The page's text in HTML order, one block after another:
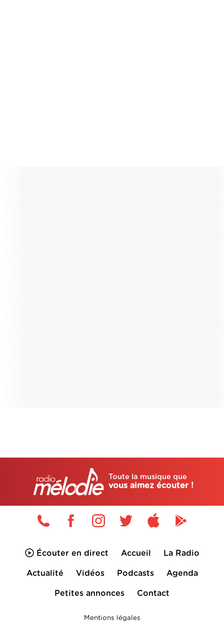
Toute la musique que
vous aimez écouter !
Écouter en direct Accueil La Radio
Actualité Vidéos Podcasts Agenda
Petites annonces Contact
Mentions légales